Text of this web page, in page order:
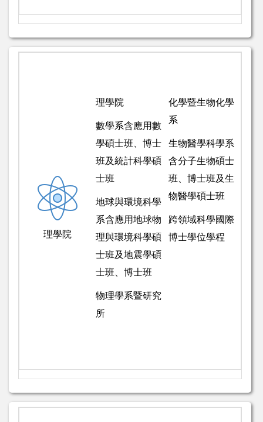
理學院
理學院
數學系含應用數
學碩士班、博士
班及統計科學碩
士班
地球與環境科學
系含應用地球物
理與環境科學碩
士班及地震學碩
士班、博士班
物理學系暨研究
所
化學暨生物化學
系
生物醫學科學系
含分子生物碩士
班、博士班及生
物醫學碩士班
跨領域科學國際
博士學位學程